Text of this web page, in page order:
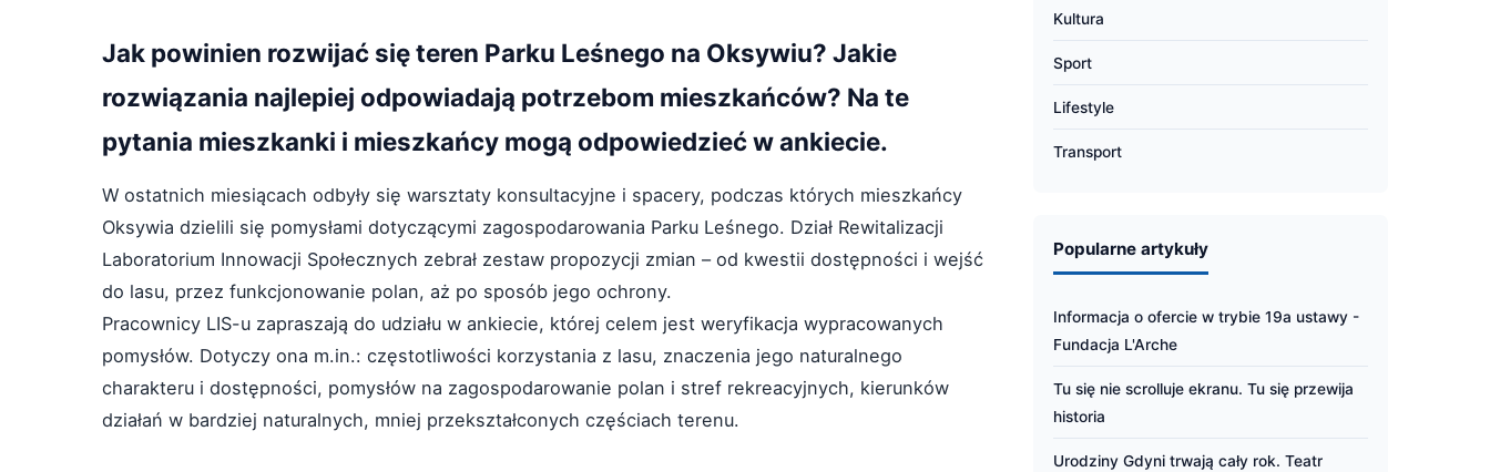
Jak powinien rozwijać się teren Parku Leśnego na Oksywiu? Jakie
rozwiązania najlepiej odpowiadają potrzebom mieszkańców? Na te
pytania mieszkanki i mieszkańcy mogą odpowiedzieć w ankiecie.
W ostatnich miesiącach odbyły się warsztaty konsultacyjne i spacery, podczas których mieszkańcy
Oksywia dzielili się pomysłami dotyczącymi zagospodarowania Parku Leśnego. Dział Rewitalizacji
Laboratorium Innowacji Społecznych zebrał zestaw propozycji zmian – od kwestii dostępności i wejść
do lasu, przez funkcjonowanie polan, aż po sposób jego ochrony.
Pracownicy LIS-u zapraszają do udziału w ankiecie, której celem jest weryfikacja wypracowanych
pomysłów. Dotyczy ona m.in.: częstotliwości korzystania z lasu, znaczenia jego naturalnego
charakteru i dostępności, pomysłów na zagospodarowanie polan i stref rekreacyjnych, kierunków
działań w bardziej naturalnych, mniej przekształconych częściach terenu.
Kultura
Sport
Lifestyle
Transport
Popularne artykuły
Informacja o ofercie w trybie 19a ustawy -
Fundacja L'Arche
Tu się nie scrolluje ekranu. Tu się przewija
historia
Urodziny Gdyni trwają cały rok. Teatr